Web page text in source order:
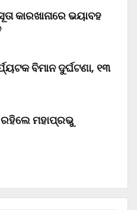
କାରଖାନାରେ ଭୟାବହ
ବିମାନ ଦୁର୍ଘଟଣା, ୧୩
ମହାପ୍ରଭୁ